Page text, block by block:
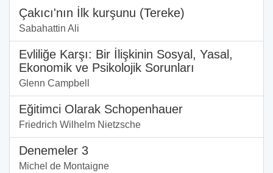
Çakıcı'nın İlk kurşunu (Tereke)
Sabahattin Ali
Evliliğe Karşı: Bir İlişkinin Sosyal, Yasal,
Ekonomik ve Psikolojik Sorunları
Glenn Campbell
Eğitimci Olarak Schopenhauer
Friedrich Wilhelm Nietzsche
Denemeler 3
Michel de Montaigne